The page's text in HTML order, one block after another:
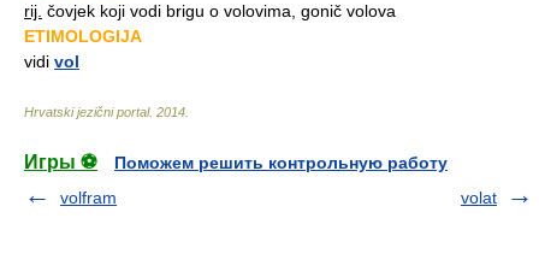
rij. čovjek koji vodi brigu o volovima, gonič volova
ETIMOLOGIJA
vidi vol
Hrvatski jezični portal. 2014
Игры ⚽
Поможем решить контрольную работу
volfram
volat